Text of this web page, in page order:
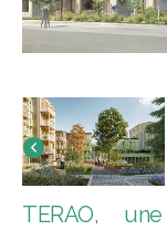
TERAO,